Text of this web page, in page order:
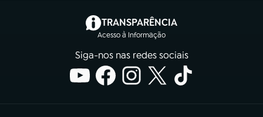
TRANSPARÊNCIA
Acesso à Informação
(abre em nova aba)
Siga-nos nas redes sociais